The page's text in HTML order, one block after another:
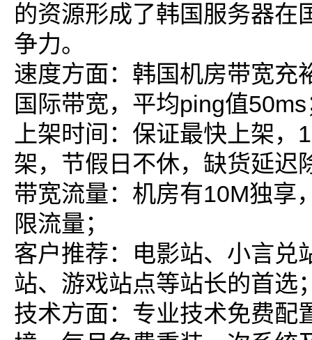
的资源形成了韩国服务器在
争力。
速度方面：韩国机房带宽充
国际带宽，平均ping值50ms
上架时间：保证最快上架，
架，节假日不休，缺货延迟
带宽流量：机房有10M独享
限流量；
客户推荐：电影站、小言兑
站、游戏站点等站长的首选
技术方面：专业技术免费配